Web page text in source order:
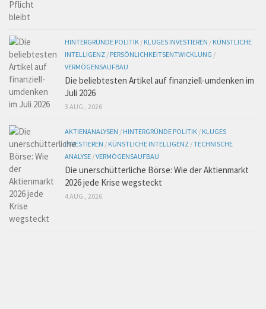
HINTERGRÜNDE POLITIK / KLUGES INVESTIEREN / KÜNSTLICHE
INTELLIGENZ / PERSÖNLICHKEITSENTWICKLUNG /
VERMÖGENSAUFBAU
Die beliebtesten Artikel auf finanziell-umdenken im
Juli 2026
3 AUG., 2026
AKTIENANALYSEN / HINTERGRÜNDE POLITIK / KLUGES
INVESTIEREN / KÜNSTLICHE INTELLIGENZ /TECHNISCHE
ANALYSE /VERMÖGENSAUFBAU
Die unerschütterliche Börse: Wie der Aktienmarkt
2026 jede Krise wegsteckt
4 AUG., 2026